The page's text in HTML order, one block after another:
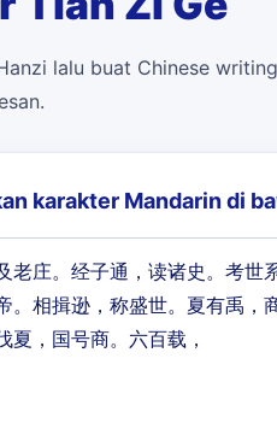
lalu buat Chinese
karakter Mandarin di